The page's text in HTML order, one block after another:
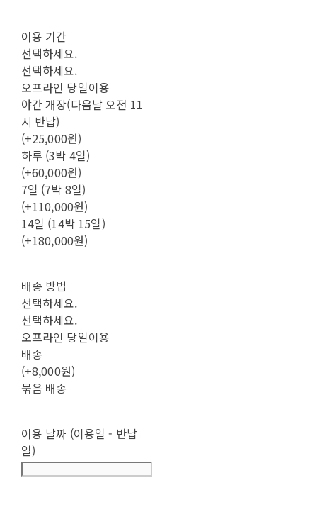
이용 기간
선택하세요.
선택하세요.
오프라인 당일이용
야간 개장(다음날 오전 11
시 반납)
(+25,000원)
하루 (3박 4일)
(+60,000원)
7일 (7박 8일)
(+110,000원)
14일 (14박 15일)
(+180,000원)
배송 방법
선택하세요.
선택하세요.
오프라인 당일이용
배송
(+8,000원)
묶음 배송
이용 날짜 (이용일 - 반납
일)